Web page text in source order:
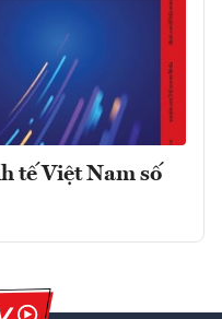
tế Việt Nam số